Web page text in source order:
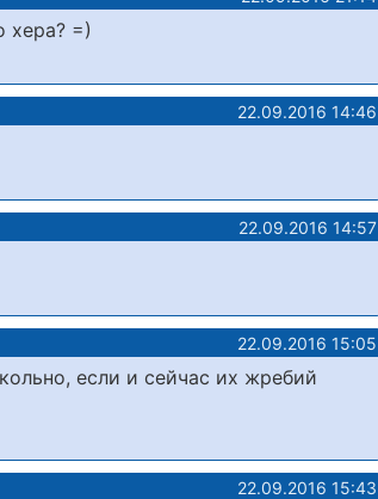
хера? =)
22.09.2016 14:46
22.09.2016 14:57
22.09.2016 15:05
если и сейчас их жребий
22.09.2016 15:43